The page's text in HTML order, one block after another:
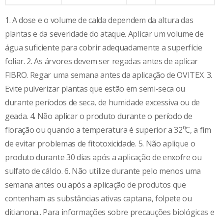
1. A dose e o volume de calda dependem da altura das
plantas e da severidade do ataque. Aplicar um volume de
água suficiente para cobrir adequadamente a superfície
foliar. 2. As árvores devem ser regadas antes de aplicar
FIBRO. Regar uma semana antes da aplicação de OVITEX. 3.
Evite pulverizar plantas que estão em semi-seca ou
durante períodos de seca, de humidade excessiva ou de
geada. 4. Não aplicar o produto durante o período de
floração ou quando a temperatura é superior a 32⁰C, a fim
de evitar problemas de fitotoxicidade. 5. Não aplique o
produto durante 30 dias após a aplicação de enxofre ou
sulfato de cálcio. 6. Não utilize durante pelo menos uma
semana antes ou após a aplicação de produtos que
contenham as substâncias ativas captana, folpete ou
ditianona.. Para informações sobre precauções biológicas e